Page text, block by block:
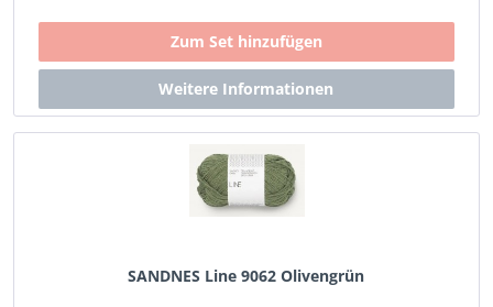
SANDNES Line 9062 Olivengrün